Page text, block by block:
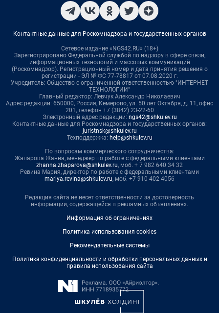
Контактные данные для Роскомнадзора и государственных органов
Сетевое издание «NGS42.RU» (18+)
Зарегистрировано Федеральной службой по надзору в сфере связи,
информационных технологий и массовых коммуникаций
(Роскомнадзор). Регистрационный номер и дата принятия решения о
регистрации - ЭЛ № ФС 77-78817 от 07.08.2020 г.
Учредитель: Общество с ограниченной ответственностью "ИНТЕРНЕТ
ТЕХНОЛОГИИ"
Главный редактор: Левчук Александр Николаевич
Адрес редакции: 650000, Россия, Кемерово, ул. 50 лет Октября, д. 11, офис
201, телефон +7 (3842) 23-22-60
Электронный адрес редакции: ngs42@shkulev.ru
Контактные данные для Роскомнадзора и государственных органов:
juristnsk@shkulev.ru
Техподдержка: help@shkulev.ru
По вопросам коммерческого сотрудничества:
Жапарова Жанна, менеджер по работе с федеральными клиентами
zhanna.zhaparova@shkulev.ru, моб. + 7 982 640 34 32
Ревина Мария, директор по работе с федеральными клиентами
mariya.revina@shkulev.ru, моб. +7 910 402 4056
Редакция сайта не несет ответственности за достоверность
информации, содержащейся в рекламных объявлениях.
Информация об ограничениях
Политика использования cookies
Рекомендательные системы
Политика конфиденциальности и обработки персональных данных и
правила использования сайта